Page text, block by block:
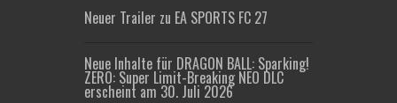
Neuer Trailer zu EA SPORTS FC 27
Neue Inhalte für DRAGON BALL: Sparking!
ZERO: Super Limit-Breaking NEO DLC
erscheint am 30. Juli 2026